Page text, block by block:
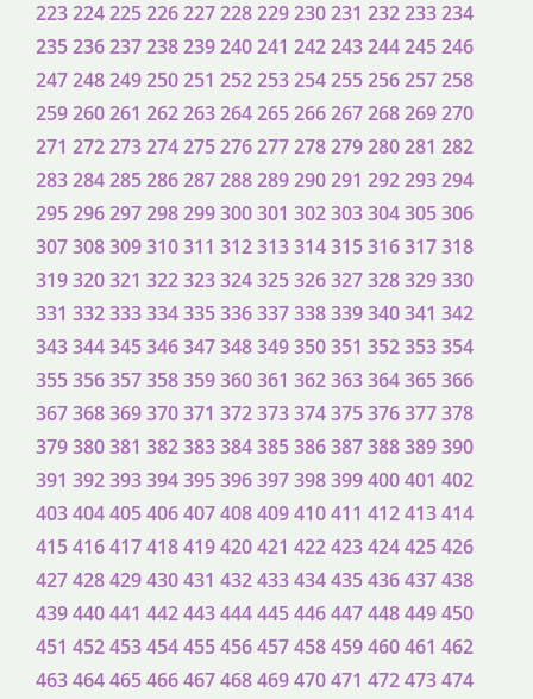
223224225226227228229230231 232233234
235236237238239240241 242243244245246
247248249250251 252253254255256257258
259260261 262263264265266267268269270
271 272273274275276277278279280281 282
283284285286287288289290291 292293294
295296297298299300301 302303304305306
307308309310311 312313314315316317318
319320321 322323324325326327328329330
331 332333334335336337338339340341 342
343344345346347348349350351 352353354
355356357358359360361 362363364365366
367368369370371 372373374375376377378
379380381 382383384385386387388389390
391 392393394395396397398399400401 402
403404405406407408409410411 412413414
415416417418419420421 422423424425426
427428429430431 432433434435436437438
439440441 442443444445446447448449450
451 452453454455456457458459460461 462
463464465466467468469470471 472473474